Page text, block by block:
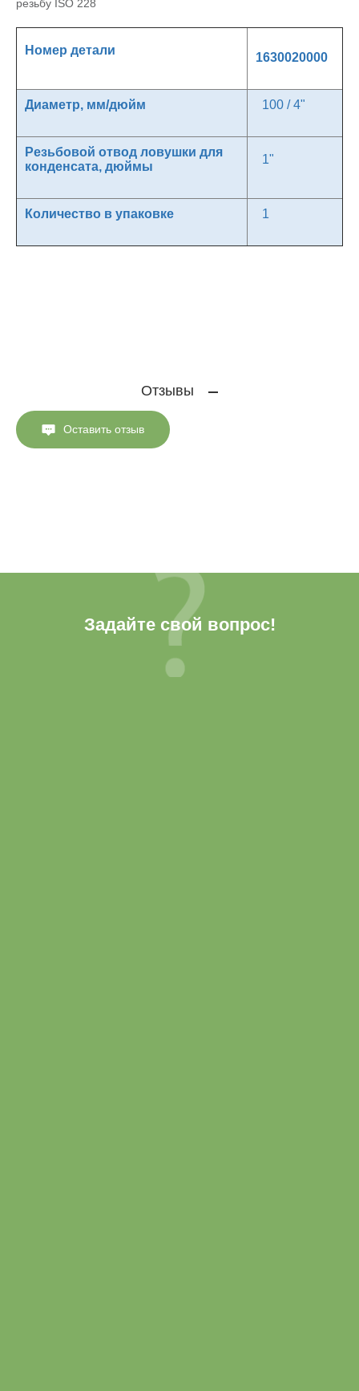
резьбу ISO 228
Номер детали
1630020000
Диаметр, мм/дюйм 100 / 4"
Резьбовой отвод ловушки для
конденсата, дюймы
1"
Количество в упаковке 1
Отзывы
Оставить отзыв
Задайте свой вопрос!